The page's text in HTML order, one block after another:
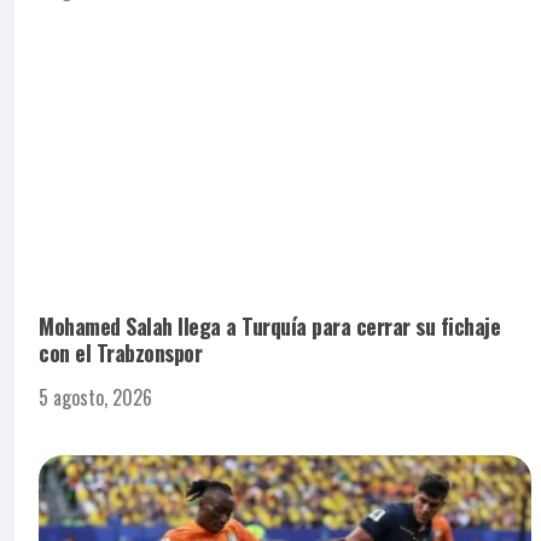
Mohamed Salah llega a Turquía para cerrar su fichaje
con el Trabzonspor
5 agosto, 2026